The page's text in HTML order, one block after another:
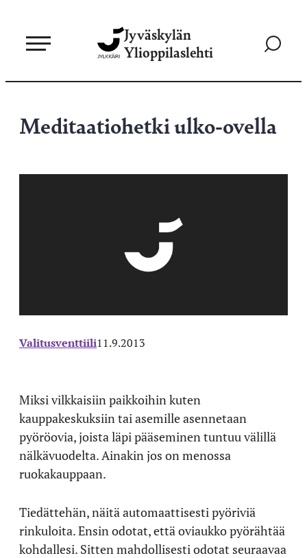
sisältöön
Jyväskylän
Ylioppilaslehti
Siirry
Meditaatiohetki ulko-ovella
Valitusventtiili11.9.2013
Miksi vilkkaisiin paikkoihin kuten
kauppakeskuksiin tai asemille asennetaan
pyöröovia, joista läpi pääseminen tuntuu välillä
nälkävuodelta. Ainakin jos on menossa
ruokakauppaan.
Tiedättehän, näitä automaattisesti pyöriviä
rinkuloita. Ensin odotat, että oviaukko pyörähtää
kohdallesi. Sitten mahdollisesti odotat seuraavaa